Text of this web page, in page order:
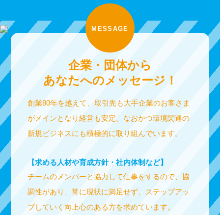
MESSAGE
企業・団体から
あなたへのメッセージ！
創業80年を越えて、取引先も大手企業のお客さま
がメインとなり経営も安定。なおかつ環境関連の
新規ビジネスにも積極的に取り組んでいます。
【求める人材や育成方針・社内体制など】
チームのメンバーと協力して仕事をするので、協
調性があり、常に現状に満足せず、ステップアッ
プしていく向上心のある方を求めています。